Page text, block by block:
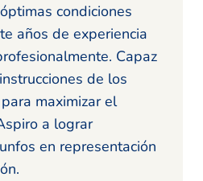
condiciones
años de experiencia
Capaz
de los
maximizar el
a lograr
en representación